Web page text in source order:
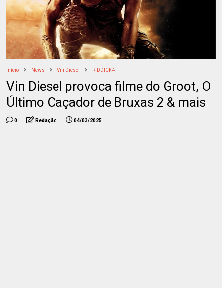
Início News Vin Diesel RIDDICK 4
Vin Diesel provoca filme do Groot, O
Último Caçador de Bruxas 2 & mais
0 Redação 04/03/2025